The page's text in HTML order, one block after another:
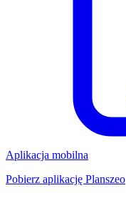
Aplikacja mobilna
Pobierz aplikację Planszeo